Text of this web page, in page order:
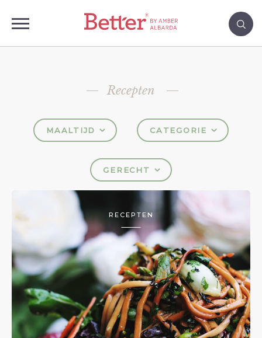
Recepten
MAALTIJD CATEGORIE
GERECHT
RECEPTEN